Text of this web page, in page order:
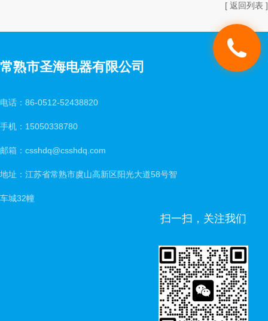
[ 返回列表 ]
常熟市圣海电器有限公司
电话：86-0512-52438820
手机：15050338780
邮箱：csshdq@csshdq.com
地址：江苏省常熟市虞山高新区阳光大道58号智
车城32幢
扫一扫，关注我们